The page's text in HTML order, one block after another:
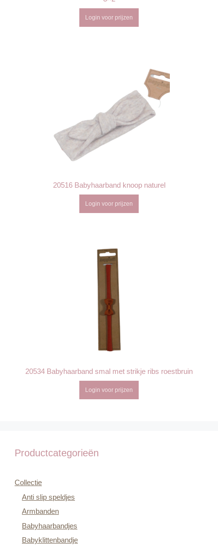
Login voor prijzen
20516 Babyhaarband knoop naturel
Login voor prijzen
20534 Babyhaarband smal met strikje ribs roestbruin
Login voor prijzen
Productcategorieën
Collectie
Anti slip speldjes
Armbanden
Babyhaarbandjes
Babyklittenbandje